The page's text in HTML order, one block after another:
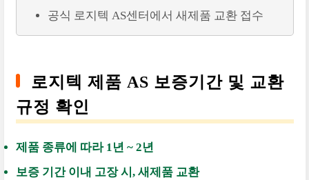
공식 로지텍 AS센터에서 새제품 교환 접수
로지텍 제품 AS 보증기간 및 교환
규정 확인
제품 종류에 따라 1년 ~ 2년
보증 기간 이내 고장 시, 새제품 교환